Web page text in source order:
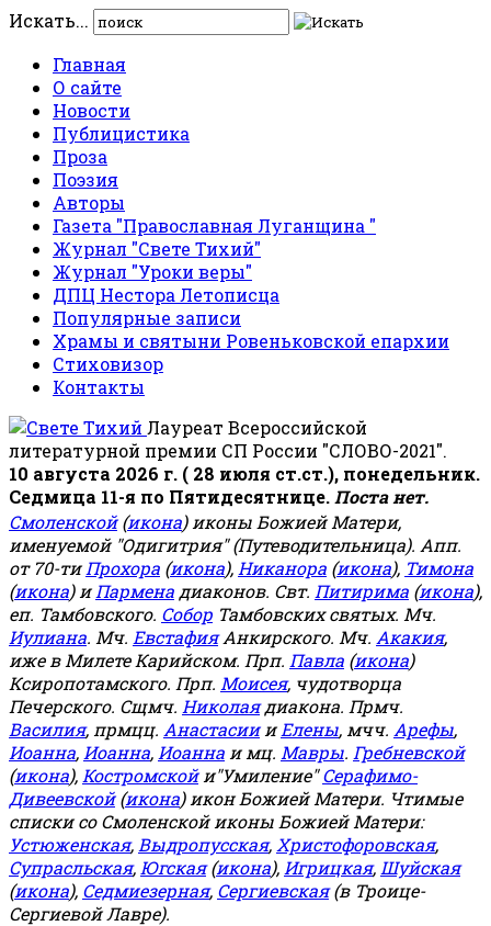
Искать...
Главная
О сайте
Новости
Публицистика
Проза
Поэзия
Авторы
Газета "Православная Луганщина "
Журнал "Свете Тихий"
Журнал "Уроки веры"
ДПЦ Нестора Летописца
Популярные записи
Храмы и святыни Ровеньковской епархии
Стиховизор
Контакты
Лауреат Всероссийской
литературной премии СП России "СЛОВО-2021".
10 августа 2026 г. ( 28 июля ст.ст.), понедельник.
Седмица 11-я по Пятидесятнице. Поста нет.
Смоленской(икона) иконы Божией Матери,
именуемой "Одигитрия" (Путеводительница). Апп.
от 70-тиПрохора (икона), Никанора (икона), Тимона
(икона) иПармена диаконов. Свт. Питирима (икона),
еп. Тамбовского. Собор Тамбовских святых. Мч.
Иулиана. Мч. ЕвстафияАнкирского. Мч. Акакия,
иже в Милете Карийском. Прп. Павла (икона)
Ксиропотамского. Прп. Моисея, чудотворца
Печерского. Сщмч. Николаядиакона. Прмч.
Василия, прмцц. АнастасиииЕлены, мчч. Арефы,
Иоанна, Иоанна, Иоанна и мц. Мавры. Гребневской
(икона), Костромскойи"Умиление"Серафимо-
Дивеевской(икона) икон Божией Матери. Чтимые
списки со Смоленской иконы Божией Матери:
Устюженская, Выдропусская, Христофоровская,
Супрасльская, Югская(икона), Игрицкая, Шуйская
(икона), Седмиезерная, Сергиевская(в Троице-
Сергиевой Лавре).